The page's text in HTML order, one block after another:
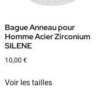
Bague Anneau pour
Homme Acier Zirconium
SILENE
10,00 €
Voir les tailles